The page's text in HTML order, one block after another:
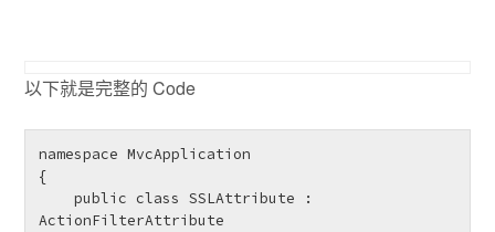
以下就是完整的 Code
namespace MvcApplication
{
    public class SSLAttribute :
ActionFilterAttribute